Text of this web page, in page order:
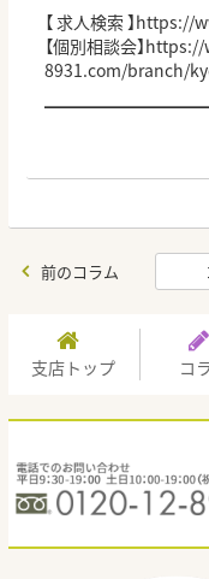
【 求人検索 】https://
【個別相談会】https://
8931.com/branch/
前のコラム
支店トップ コ